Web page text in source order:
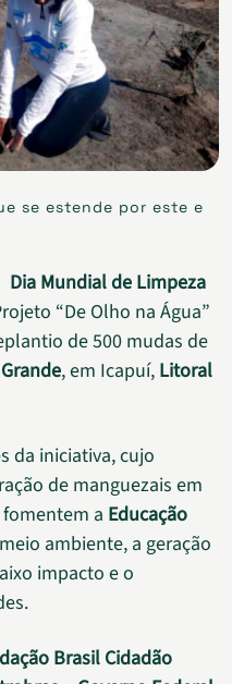
se estende por este e
Dia Mundial de Limpeza
“De Olho na Água”
de 500 mudas de
, em Icapuí, Litoral
da iniciativa, cujo
de manguezais em
a Educação
ambiente, a geração
impacto e o
Brasil Cidadão